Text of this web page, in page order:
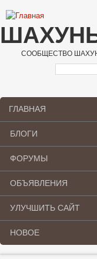
Перейти к основному
СООБЩЕСТВО
Main menu
ГЛАВНАЯ
БЛОГИ
ФОРУМЫ
ОБЪЯВЛЕНИЯ
УЛУЧШИТЬ САЙТ
НОВОЕ